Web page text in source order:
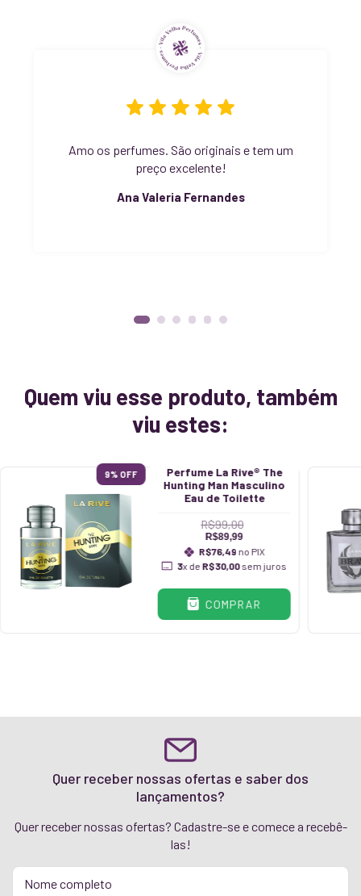
Amo os perfumes. São originais e tem um
preço excelente!
Ana Valeria Fernandes
Quem viu esse produto, também
viu estes:
9% OFF
Perfume La Rive® The
Hunting Man Masculino
Eau de Toilette
R$99,00
R$89,99
R$76,49 no PIX
3x de R$30,00sem juros
COMPRAR
Quer receber nossas ofertas e saber dos
lançamentos?
Quer receber nossas ofertas? Cadastre-se e comece a recebê-
las!